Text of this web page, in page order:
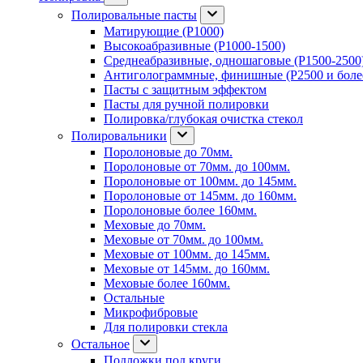
Полировальные пасты
Матирующие (P1000)
Высокоабразивные (P1000-1500)
Среднеабразивные, одношаговые (P1500-
Антиголограммные, финишные (P2500 и
Пасты с защитным эффектом
Пасты для ручной полировки
Полировка/глубокая очистка стекол
Полировальники
Поролоновые до 70мм.
Поролоновые от 70мм. до 100мм.
Поролоновые от 100мм. до 145мм.
Поролоновые от 145мм. до 160мм.
Поролоновые более 160мм.
Меховые до 70мм.
Меховые от 70мм. до 100мм.
Меховые от 100мм. до 145мм.
Меховые от 145мм. до 160мм.
Меховые более 160мм.
Остальные
Микрофибровые
Для полировки стекла
Остальное